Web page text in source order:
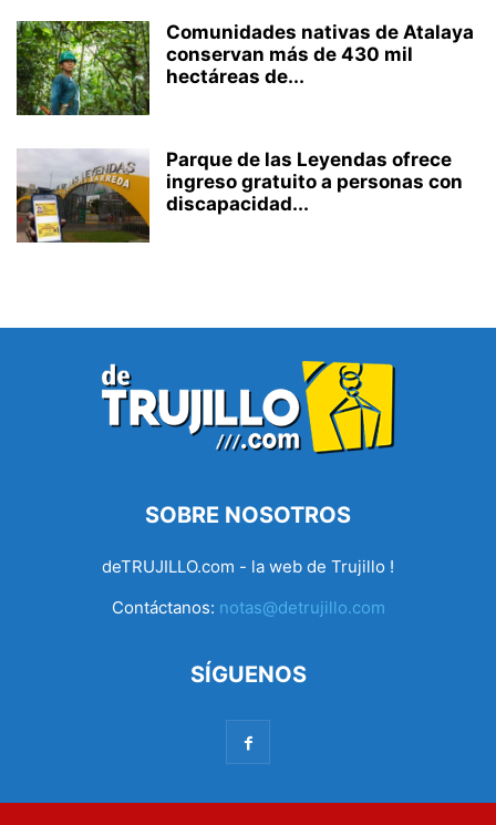
Comunidades nativas de Atalaya
conservan más de 430 mil
hectáreas de...
Parque de las Leyendas ofrece
ingreso gratuito a personas con
discapacidad...
SOBRE NOSOTROS
deTRUJILLO.com - la web de Trujillo !
Contáctanos: notas@detrujillo.com
SÍGUENOS